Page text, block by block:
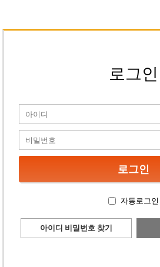
로그인
자동로그인
아이디 비밀번호 찾기